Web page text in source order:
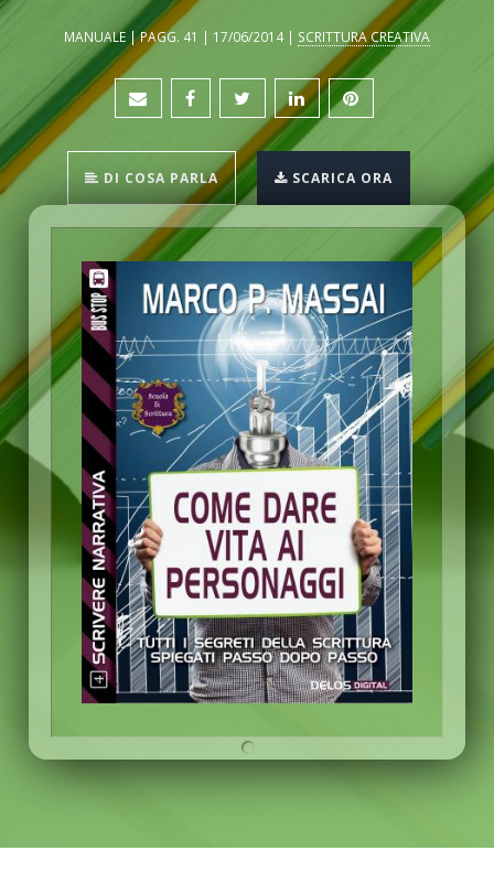
MANUALE | PAGG. 41 | 17/06/2014 | SCRITTURA CREATIVA
DI COSA PARLA SCARICA ORA